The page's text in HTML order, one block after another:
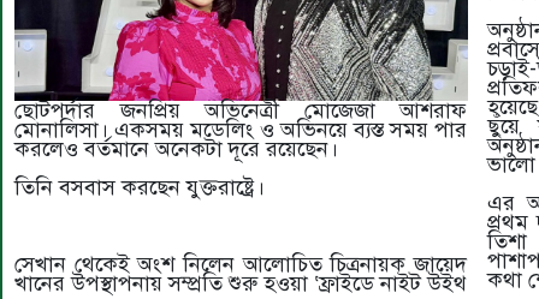
ছোটপর্দার জনপ্রিয় অভিনেত্রী মোজেজা আশরাফ
মোনালিসা। একসময় মডেলিং ও অভিনয়ে ব্যস্ত সময় পার
করলেও বর্তমানে অনেকটা দূরে রয়েছেন।
তিনি বসবাস করছেন যুক্তরাষ্ট্রে।
সেখান থেকেই অংশ নিলেন আলোচিত চিত্রনায়ক জায়েদ
খানের উপস্থাপনায় সম্প্রতি শুরু হওয়া ‘ফ্রাইডে নাইট উইথ
ছুঁয়ে
ভালো
এর
প্রথম
তিশা
কথা